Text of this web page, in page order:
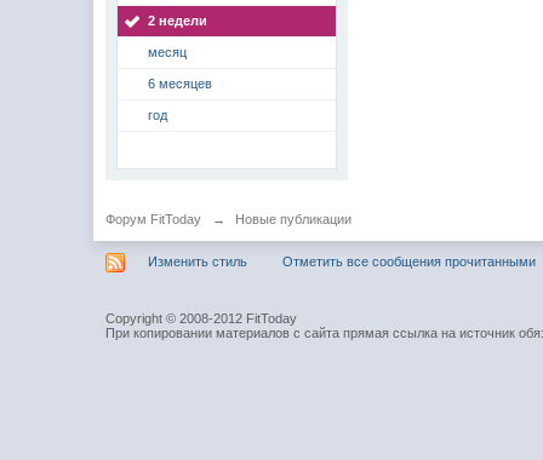
2 недели
месяц
6 месяцев
год
Форум FitToday → Новые публикации
Изменить стиль Отметить все сообщения прочитанными
Copyright © 2008-2012 FitToday
При копировании материалов с сайта прямая ссылка на источник